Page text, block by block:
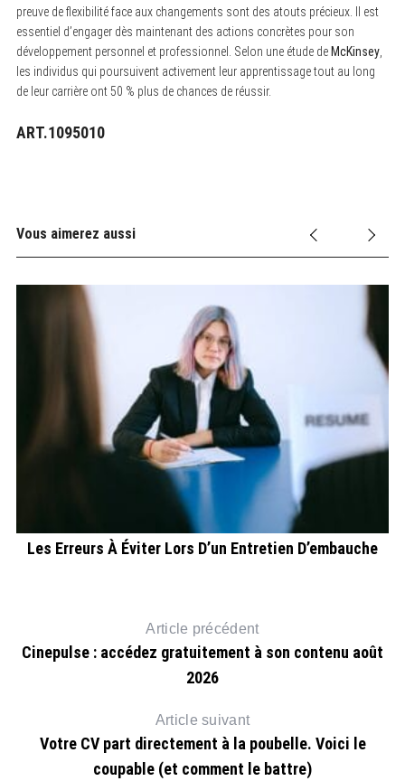
preuve de flexibilité face aux changements sont des atouts précieux. Il est
essentiel d’engager dès maintenant des actions concrètes pour son
développement personnel et professionnel. Selon une étude de McKinsey,
les individus qui poursuivent activement leur apprentissage tout au long
de leur carrière ont 50 % plus de chances de réussir.
ART.1095010
Vous aimerez aussi
Les Erreurs À Éviter Lors D’un Entretien D’embauche
Article précédent
Cinepulse : accédez gratuitement à son contenu août
2026
Article suivant
Votre CV part directement à la poubelle. Voici le
coupable (et comment le battre)